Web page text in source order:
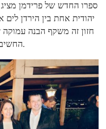
ספרו החדש של פרידמן מציג
יהודית אחת בין הירדן
חזון זה משקף הבנה
החשיבות בשמירה על זהותנו וביטחוננו.